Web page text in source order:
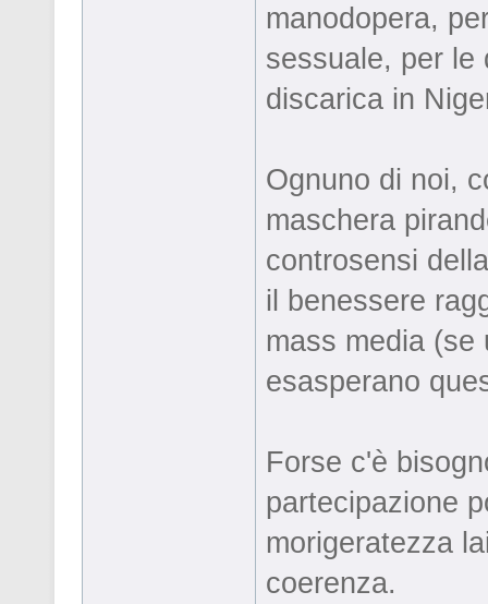
manodopera,
sessuale, per le
discarica in
Ognuno di noi,
maschera
controsensi
il benessere
mass media (se
esasperano
Forse c'è
partecipazione
morigeratezza
coerenza.